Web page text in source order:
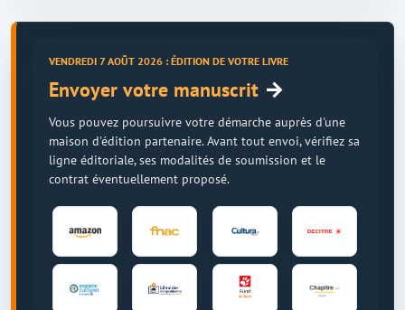
VENDREDI 7 AOÛT 2026 : ÉDITION DE VOTRE LIVRE
Envoyer votre manuscrit →
Vous pouvez poursuivre votre démarche auprès d'une
maison d'édition partenaire. Avant tout envoi, vérifiez sa
ligne éditoriale, ses modalités de soumission et le
contrat éventuellement proposé.